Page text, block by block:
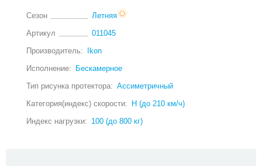
Сезон
Летняя
Артикул
011045
Производитель:
Ikon
Исполнение:
Бескамерное
Тип рисунка протектора: Ассиметричный
Категория(индекс) скорости:
H (до 210 км/ч)
Индекс нагрузки: 100 (до 800 кг)